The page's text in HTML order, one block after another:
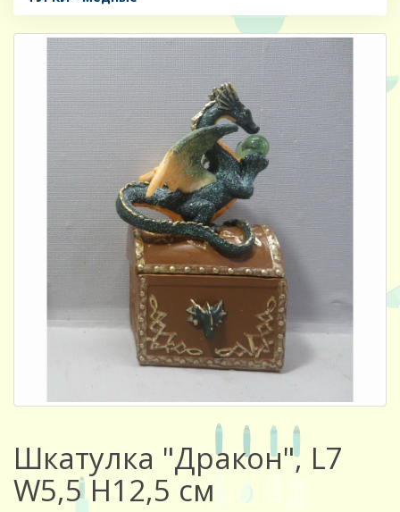
Шкатулка "Дракон", L7
W5,5 H12,5 см